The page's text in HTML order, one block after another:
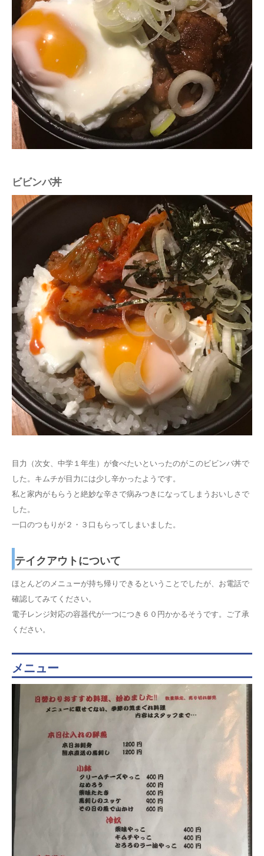
ビビンバ丼
目力（次女、中学１年生）が食べたいといったのがこのビビンバ丼で
した。キムチが目力には少し辛かったようです。
私と家内がもらうと絶妙な辛さで病みつきになってしまうおいしさで
した。
一口のつもりが２・３口もらってしまいました。
テイクアウトについて
ほとんどのメニューが持ち帰りできるということでしたが、お電話で
確認してみてください。
電子レンジ対応の容器代が一つにつき６０円かかるそうです。ご了承
ください。
メニュー